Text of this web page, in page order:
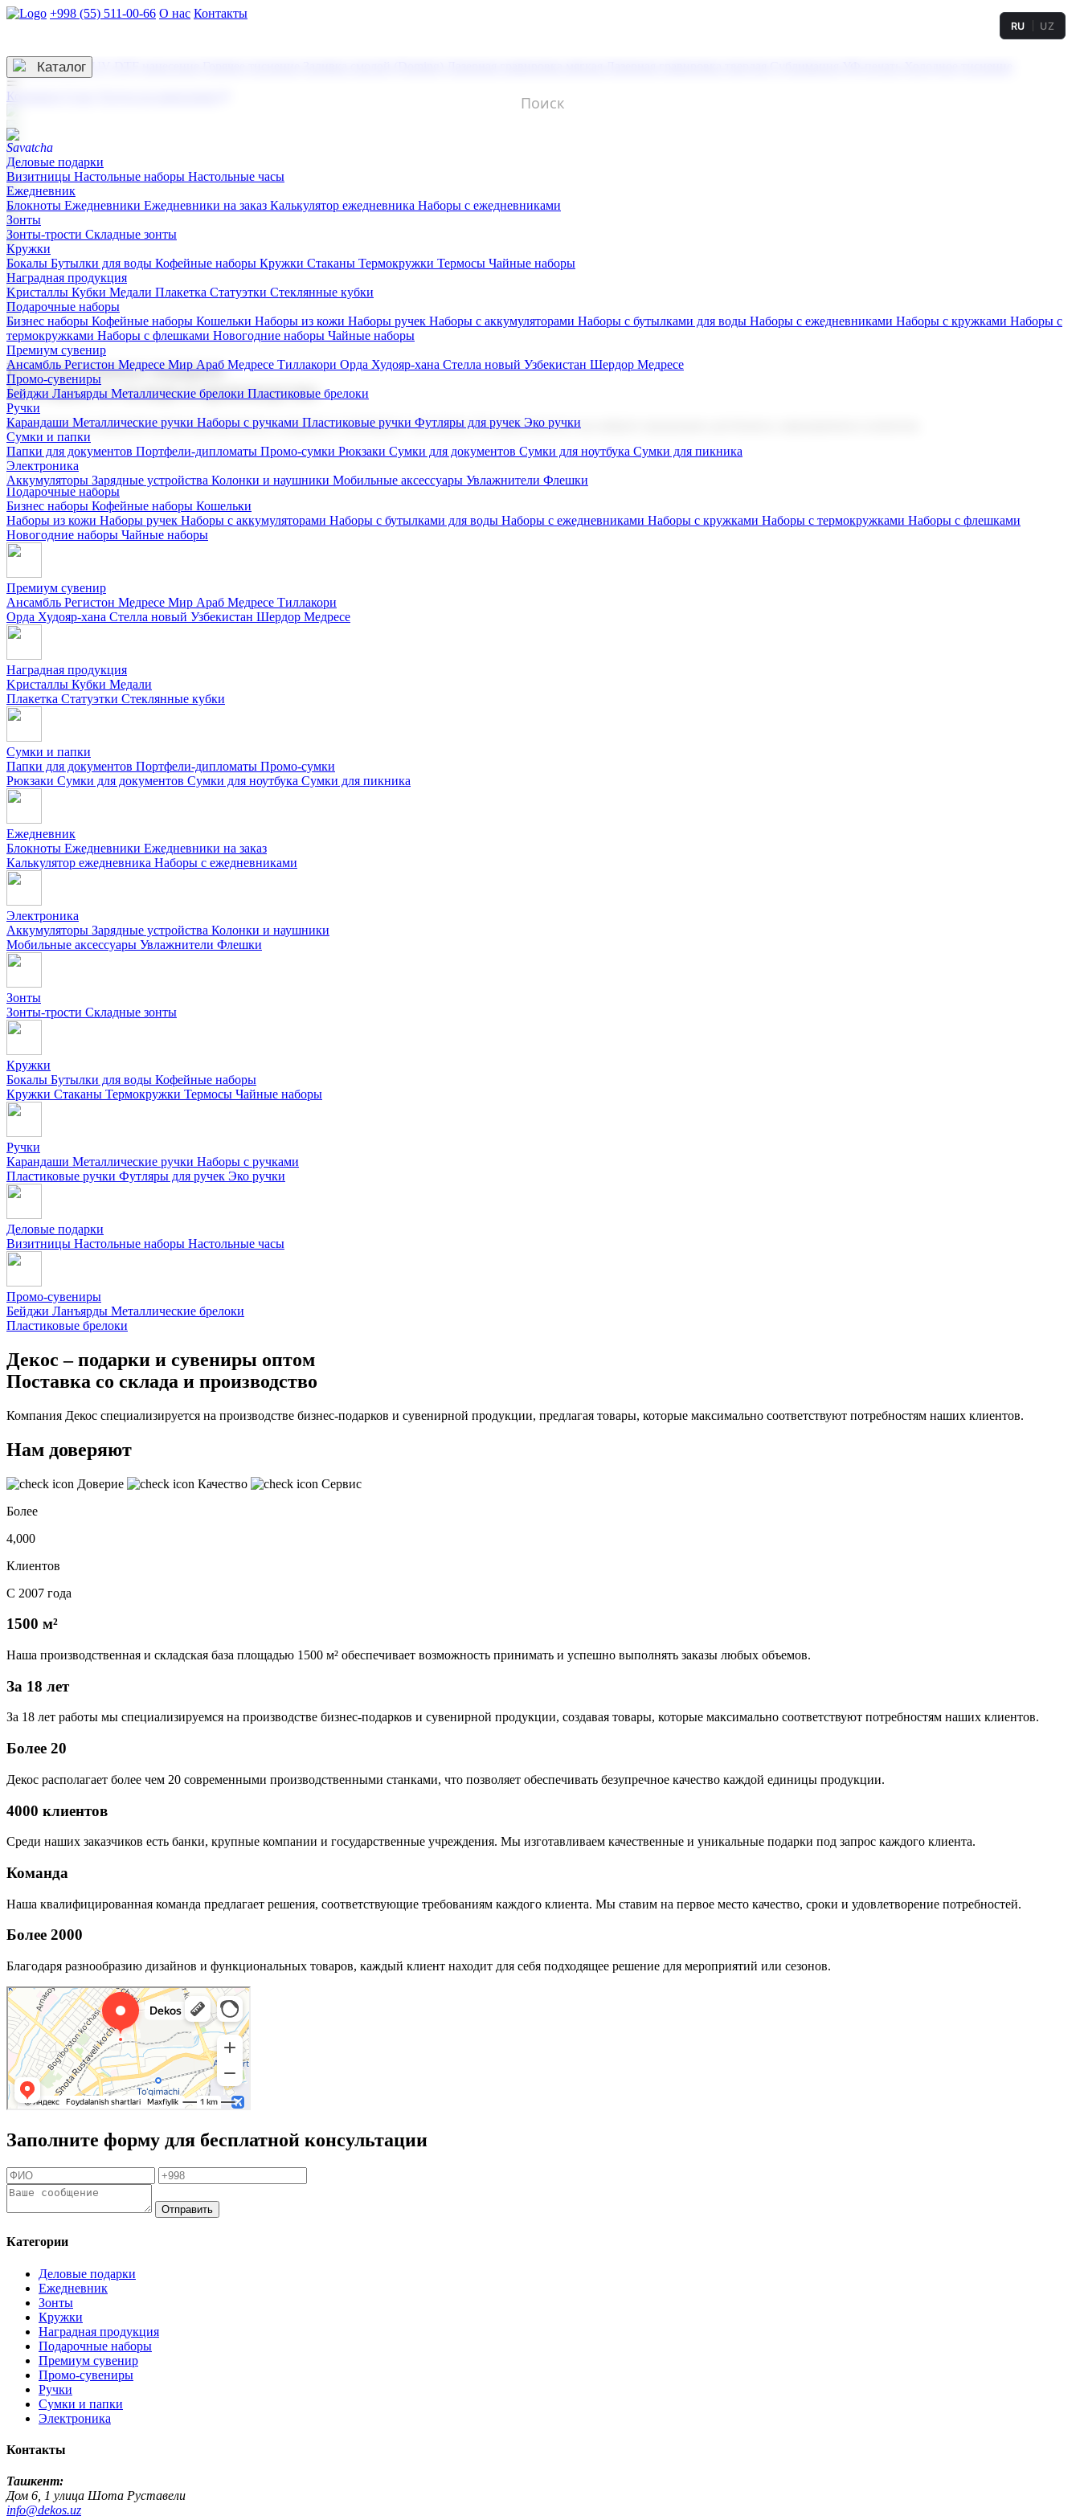
+998 (55) 511-00-66 О нас Контакты
3D гравировка
RU UZ
☰
Контакты
Каталог
Деловые подарки
Визитницы Настольные наборы Настольные часы
Ежедневник
Блокноты Ежедневники Ежедневники на заказ Калькулятор ежедневника Наборы с ежедневниками
Зонты
Зонты-трости Складные зонты
Кружки
Бокалы Бутылки для воды Кофейные наборы Кружки Стаканы Термокружки Термосы Чайные наборы
Наградная продукция
Kристаллы Кубки Медали Плакетка Статуэтки Стеклянные кубки
Подарочные наборы
Бизнес наборы Кофейные наборы Кошельки Наборы из кожи Наборы ручек Наборы с аккумуляторами Наборы с бутылками для воды Наборы с ежедневниками Наборы с кружками Наборы с
термокружками Наборы с флешками Новогодние наборы Чайные наборы
Премиум сувенир
Ансамбль Регистон Медресе Мир Араб Медресе Тиллакори Орда Худояр-хана Стелла новый Узбекистан Шердор Медресе
Промо-сувениры
Бейджи Ланъярды Металлические брелоки Пластиковые брелоки
Ручки
Карандаши Металлические ручки Наборы с ручками Пластиковые ручки Футляры для ручек Эко ручки
Сумки и папки
Папки для документов Портфели-дипломаты Промо-сумки Рюкзаки Сумки для документов Сумки для ноутбука Сумки для пикника
Электроника
Аккумуляторы Зарядные устройства Колонки и наушники Мобильные аксессуары Увлажнители Флешки
Корпоративные подарки
Поставка со склада и производство
Мы предлагаем широкий выбор корпоративных подарков и сувениров с логотипом. В нашем каталоге вы найдете продукцию для бизнеса, мероприятия и клиентов.
Подарочные наборы
Бизнес наборы Кофейные наборы Кошельки
Наборы из кожи Наборы ручек Наборы с аккумуляторами Наборы с бутылками для воды Наборы с ежедневниками Наборы с кружками Наборы с термокружками Наборы с флешками
Новогодние наборы Чайные наборы
Премиум сувенир
Ансамбль Регистон Медресе Мир Араб Медресе Тиллакори
Орда Худояр-хана Стелла новый Узбекистан Шердор Медресе
Наградная продукция
Kристаллы Кубки Медали
Плакетка Статуэтки Стеклянные кубки
Сумки и папки
Папки для документов Портфели-дипломаты Промо-сумки
Рюкзаки Сумки для документов Сумки для ноутбука Сумки для пикника
Ежедневник
Блокноты Ежедневники Ежедневники на заказ
Калькулятор ежедневника Наборы с ежедневниками
Электроника
Аккумуляторы Зарядные устройства Колонки и наушники
Мобильные аксессуары Увлажнители Флешки
Зонты
Зонты-трости Складные зонты
Кружки
Бокалы Бутылки для воды Кофейные наборы
Кружки Стаканы Термокружки Термосы Чайные наборы
Ручки
Карандаши Металлические ручки Наборы с ручками
Пластиковые ручки Футляры для ручек Эко ручки
Деловые подарки
Визитницы Настольные наборы Настольные часы
Промо-сувениры
Бейджи Ланъярды Металлические брелоки
Пластиковые брелоки
Декос – подарки и сувениры оптом
Поставка со склада и производство
Компания Декос специализируется на производстве бизнес-подарков и сувенирной продукции, предлагая товары, которые максимально соответствуют потребностям наших клиентов.
Нам доверяют
Доверие Качество
Сервис
Более
4,000
Клиентов
С 2007 года
1500 м²
Наша производственная и складская база площадью 1500 м² обеспечивает возможность принимать и успешно выполнять заказы любых объемов.
За 18 лет
За 18 лет работы мы специализируемся на производстве бизнес-подарков и сувенирной продукции, создавая товары, которые максимально соответствуют потребностям наших клиентов.
Более 20
Декос располагает более чем 20 современными производственными станками, что позволяет обеспечивать безупречное качество каждой единицы продукции.
4000 клиентов
Среди наших заказчиков есть банки, крупные компании и государственные учреждения. Мы изготавливаем качественные и уникальные подарки под запрос каждого клиента.
Команда
Наша квалифицированная команда предлагает решения, соответствующие требованиям каждого клиента. Мы ставим на первое место качество, сроки и удовлетворение потребностей.
Более 2000
Благодаря разнообразию дизайнов и функциональных товаров, каждый клиент находит для себя подходящее решение для мероприятий или сезонов.
Заполните форму для бесплатной консультации
Отправить
Категории
Деловые подарки
Ежедневник
Зонты
Кружки
Наградная продукция
Подарочные наборы
Премиум сувенир
Промо-сувениры
Ручки
Сумки и папки
Электроника
Контакты
Ташкент:
Дом 6, 1 улица Шота Руставели
info@dekos.uz